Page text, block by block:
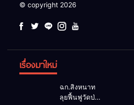
© copyright 2026
เรื่องมาใหม่
ฉก.สิงหนาท
ลุยฟื้นฟูวัดป่า